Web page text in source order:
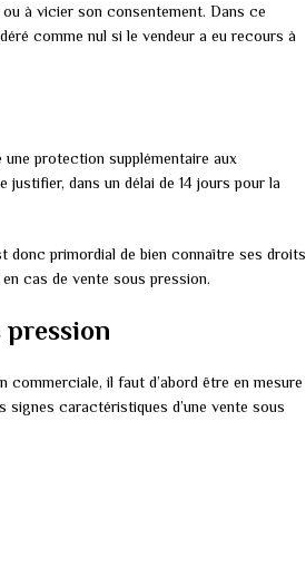
à vicier son consentement. Dans ce
comme nul si le vendeur a eu recours à
une protection supplémentaire aux
dans un délai de 14 jours pour la
donc primordial de bien connaître ses droits
cas de vente sous pression.
commerciale, il faut d’abord être en mesure
caractéristiques d’une vente sous